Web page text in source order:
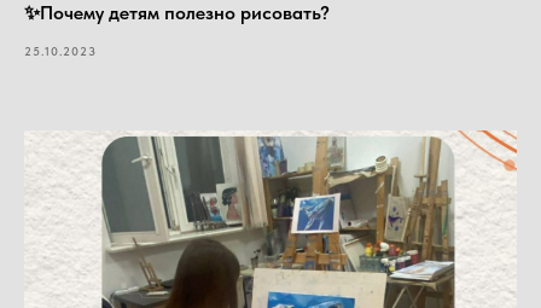
✨Почему детям полезно рисовать?
25.10.2023